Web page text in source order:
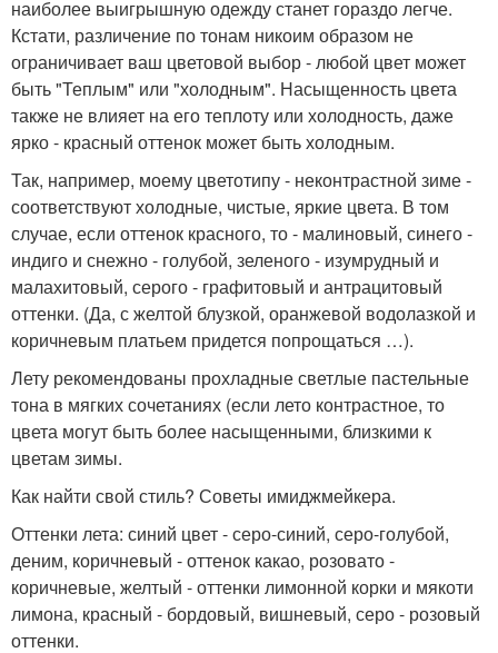
наиболее выигрышную одежду станет гораздо легче.
Кстати, различение по тонам никоим образом не
ограничивает ваш цветовой выбор - любой цвет может
быть "Теплым" или "холодным". Насыщенность цвета
также не влияет на его теплоту или холодность, даже
ярко - красный оттенок может быть холодным.
Так, например, моему цветотипу - неконтрастной зиме -
соответствуют холодные, чистые, яркие цвета. В том
случае, если оттенок красного, то - малиновый, синего -
индиго и снежно - голубой, зеленого - изумрудный и
малахитовый, серого - графитовый и антрацитовый
оттенки. (Да, с желтой блузкой, оранжевой водолазкой и
коричневым платьем придется попрощаться …).
Лету рекомендованы прохладные светлые пастельные
тона в мягких сочетаниях (если лето контрастное, то
цвета могут быть более насыщенными, близкими к
цветам зимы.
Как найти свой стиль? Советы имиджмейкера.
Оттенки лета: синий цвет - серо-синий, серо-голубой,
деним, коричневый - оттенок какао, розовато -
коричневые, желтый - оттенки лимонной корки и мякоти
лимона, красный - бордовый, вишневый, серо - розовый
оттенки.